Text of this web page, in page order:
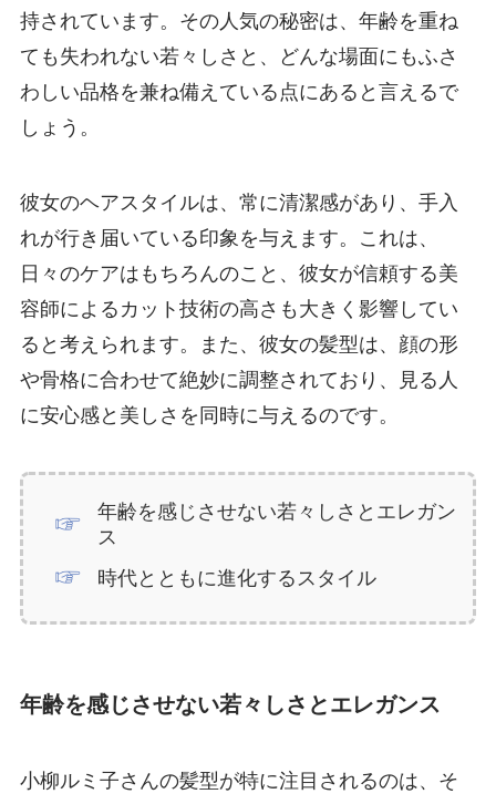
持されています。その人気の秘密は、年齢を重ね
ても失われない若々しさと、どんな場面にもふさ
わしい品格を兼ね備えている点にあると言えるで
しょう。
彼女のヘアスタイルは、常に清潔感があり、手入
れが行き届いている印象を与えます。これは、
日々のケアはもちろんのこと、彼女が信頼する美
容師によるカット技術の高さも大きく影響してい
ると考えられます。また、彼女の髪型は、顔の形
や骨格に合わせて絶妙に調整されており、見る人
に安心感と美しさを同時に与えるのです。
年齢を感じさせない若々しさとエレガン
ス
時代とともに進化するスタイル
年齢を感じさせない若々しさとエレガンス
小柳ルミ子さんの髪型が特に注目されるのは、そ